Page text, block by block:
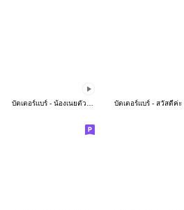
บัตเตอร์แบร์ - สวัสดีค่ะ